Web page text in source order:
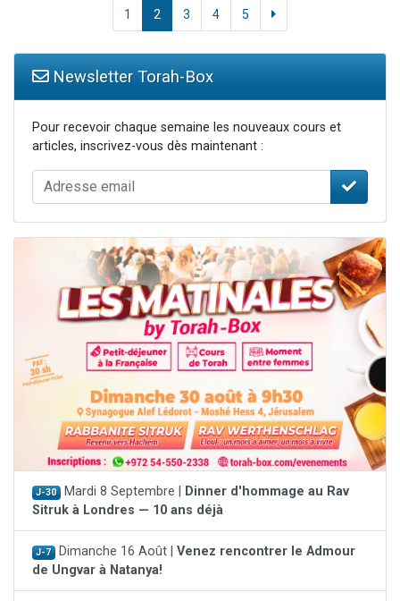
1 2 3 4 5
Newsletter Torah-Box
Pour recevoir chaque semaine les nouveaux cours et
articles, inscrivez-vous dès maintenant :
J-30 Mardi 8 Septembre |
Dinner d'hommage au Rav
Sitruk à Londres — 10 ans déjà
J-7 Dimanche 16 Août | Venez rencontrer le Admour
de Ungvar à Natanya!